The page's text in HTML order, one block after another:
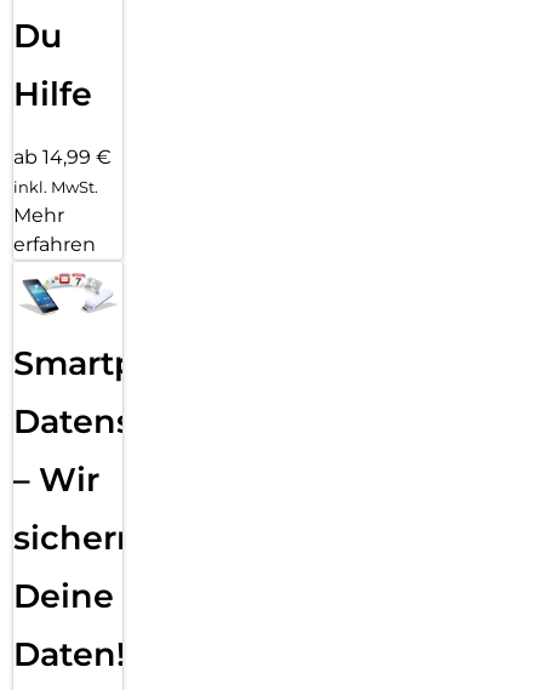
Du
Hilfe
ab 14,99 €
inkl. MwSt.
Mehr
erfahren
Smartphone
Datensicherung
– Wir
sichern
Deine
Daten!